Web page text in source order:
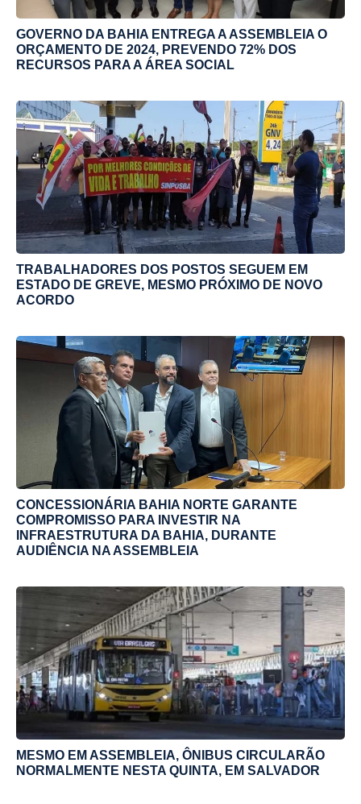
GOVERNO DA BAHIA ENTREGA A ASSEMBLEIA O
ORÇAMENTO DE 2024, PREVENDO 72% DOS
RECURSOS PARA A ÁREA SOCIAL
TRABALHADORES DOS POSTOS SEGUEM EM
ESTADO DE GREVE, MESMO PRÓXIMO DE NOVO
ACORDO
CONCESSIONÁRIA BAHIA NORTE GARANTE
COMPROMISSO PARA INVESTIR NA
INFRAESTRUTURA DA BAHIA, DURANTE
AUDIÊNCIA NA ASSEMBLEIA
MESMO EM ASSEMBLEIA, ÔNIBUS CIRCULARÃO
NORMALMENTE NESTA QUINTA, EM SALVADOR